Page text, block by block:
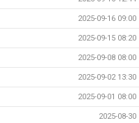
2025-09-16 09:00
2025-09-15 08:20
2025-09-08 08:00
2025-09-02 13:30
2025-09-01 08:00
2025-08-30